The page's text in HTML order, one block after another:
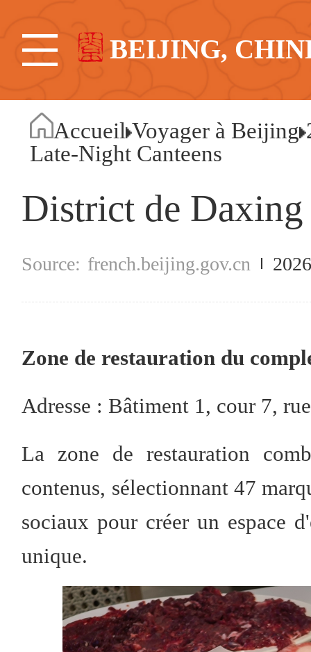
BEIJING,
Accueil Voyager à Beijing
Late-Night Canteens
District de Daxing
french.beijing.gov.cn
Zone de restauration du
Adresse : Bâtiment 1, cour 7,
La zone de restauration
contenus, sélectionnant 47
sociaux pour créer un espace
unique.